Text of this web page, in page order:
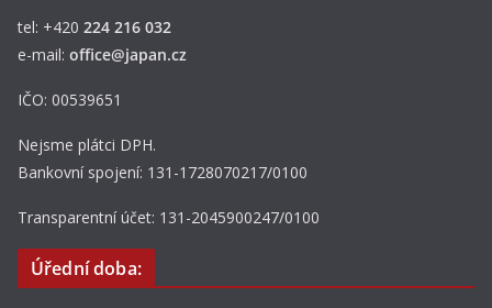
tel: +420 224 216 032
e-mail: office@japan.cz
IČO: 00539651
Nejsme plátci DPH.
Bankovní spojení: 131-1728070217/0100
Transparentní účet: 131-2045900247/0100
Úřední doba: